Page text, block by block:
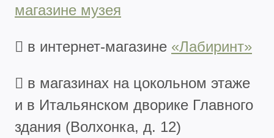
магазине музея
 в интернет-магазине «Лабиринт»
 в магазинах на цокольном этаже
и в Итальянском дворике Главного
здания (Волхонка, д. 12)